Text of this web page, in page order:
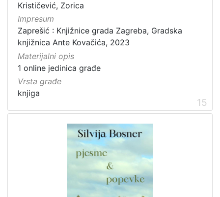
Krističević, Zorica
Impresum
Zaprešić : Knjižnice grada Zagreba, Gradska
knjižnica Ante Kovačića, 2023
Materijalni opis
1 online jedinica građe
Vrsta građe
knjiga
15